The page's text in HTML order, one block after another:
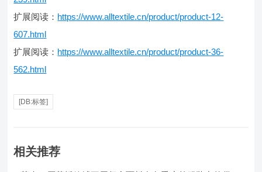
扩展阅读： https://www.alltextile.cn/product/product-12-
607.html
扩展阅读： https://www.alltextile.cn/product/product-36-
562.html
[DB:标签]
相关推荐